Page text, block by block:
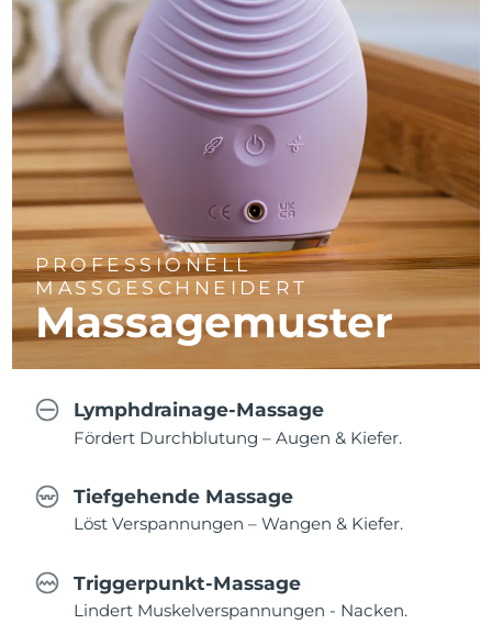
PROFESSIONELL
MASSGESCHNEIDERT
Massagemuster
Lymphdrainage-Massage
Fördert Durchblutung – Augen & Kiefer.
Tiefgehende Massage
Löst Verspannungen – Wangen & Kiefer.
Triggerpunkt-Massage
Lindert Muskelverspannungen - Nacken.